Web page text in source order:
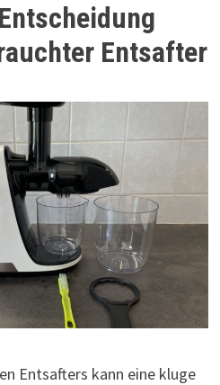
Entsafter
Entsafters kann eine kluge